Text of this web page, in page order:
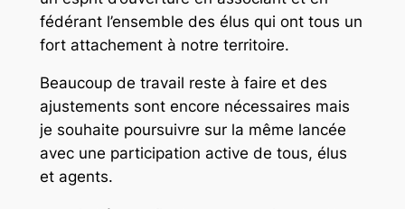
fédérant l’ensemble des élus qui ont tous un
fort attachement à notre territoire.
Beaucoup de travail reste à faire et des
ajustements sont encore nécessaires mais
je souhaite poursuivre sur la même lancée
avec une participation active de tous, élus
et agents.